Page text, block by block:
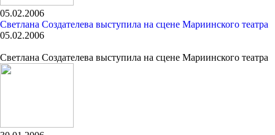
05.02.2006
Светлана Создателева выступила на сцене Мариинского театра
05.02.2006
Светлана Создателева выступила на сцене Мариинского театра